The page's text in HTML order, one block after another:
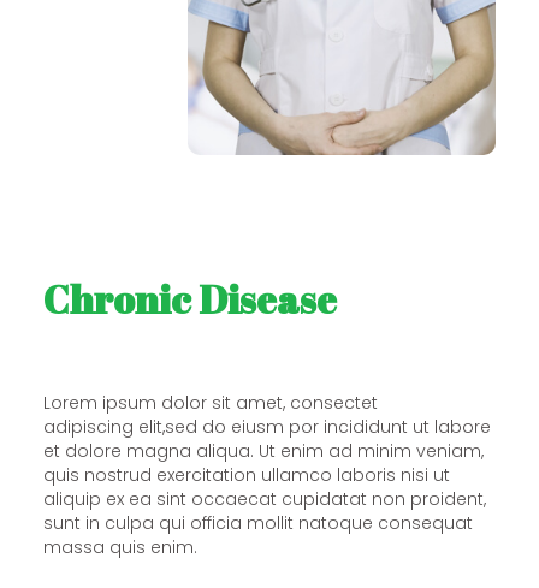
Chronic Disease
Lorem ipsum dolor sit amet, consectet
adipiscing elit,sed do eiusm por incididunt ut labore
et dolore magna aliqua. Ut enim ad minim veniam,
quis nostrud exercitation ullamco laboris nisi ut
aliquip ex ea sint occaecat cupidatat non proident,
sunt in culpa qui officia mollit natoque consequat
massa quis enim.